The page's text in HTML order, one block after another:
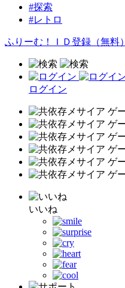
#探索
#レトロ
ふりーむ！ＩＤ登録（無料）
ログイン
いいね